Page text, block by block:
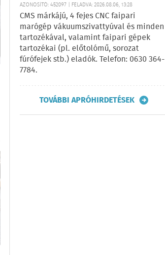
AZONOSÍTÓ: 452097 | FELADVA: 2026.08.06, 13:28
CMS márkájú, 4 fejes CNC faipari
marógép vákuumszivattyúval és minden
tartozékával, valamint faipari gépek
tartozékai (pl. előtolómű, sorozat
fúrófejek stb.) eladók. Telefon: 0630 364-
7784.
TOVÁBBI APRÓHIRDETÉSEK